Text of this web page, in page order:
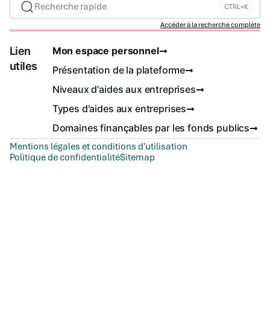
Recherche rapide CTRL+K
Accéder à la recherche complète
Lien
utiles
Mon espace personnel
Présentation de la plateforme
Niveaux d'aides aux entreprises
Types d'aides aux entreprises
Domaines finançables par les fonds publics
Mentions légales et conditions d'utilisation
Politique de confidentialitéSitemap